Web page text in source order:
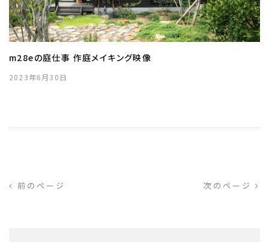
m28eの庭仕事 作庭メイキング映像
2023年6月30日
前のページ 次のページ